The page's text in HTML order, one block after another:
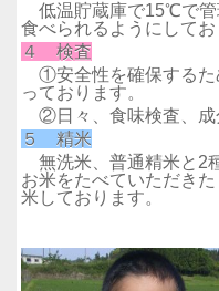
低温貯蔵庫で15℃で管
食べられるようにしてお
４ 検査
①安全性を確保するた
っております。
②日々、食味検査、成
５ 精米
無洗米、普通精米と2
お米をたべていただき
米しております。